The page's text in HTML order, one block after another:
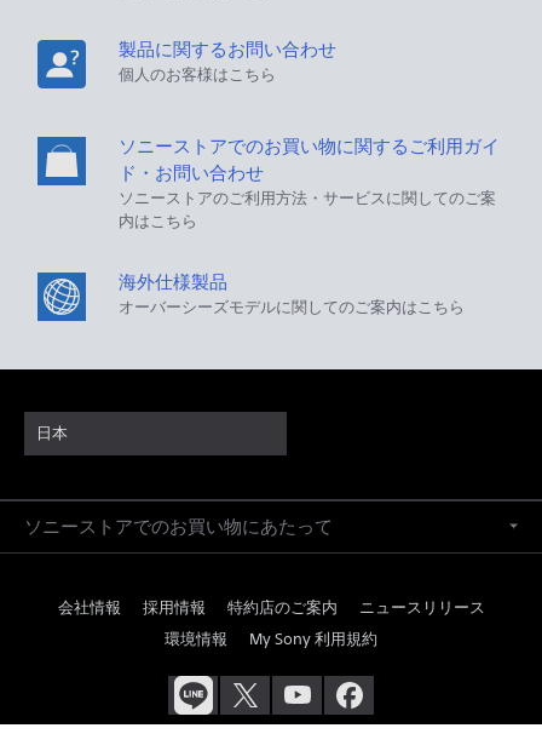
製品に関するお問い合わせ
個人のお客様はこちら
ソニーストアでのお買い物に関するご利用ガイ
ド・お問い合わせ
ソニーストアのご利用方法・サービスに関してのご案
内はこちら
海外仕様製品
オーバーシーズモデルに関してのご案内はこちら
日本
ソニーストアでのお買い物にあたって
会社情報 採用情報 特約店のご案内
ニュースリリース
環境情報
My Sony 利用規約